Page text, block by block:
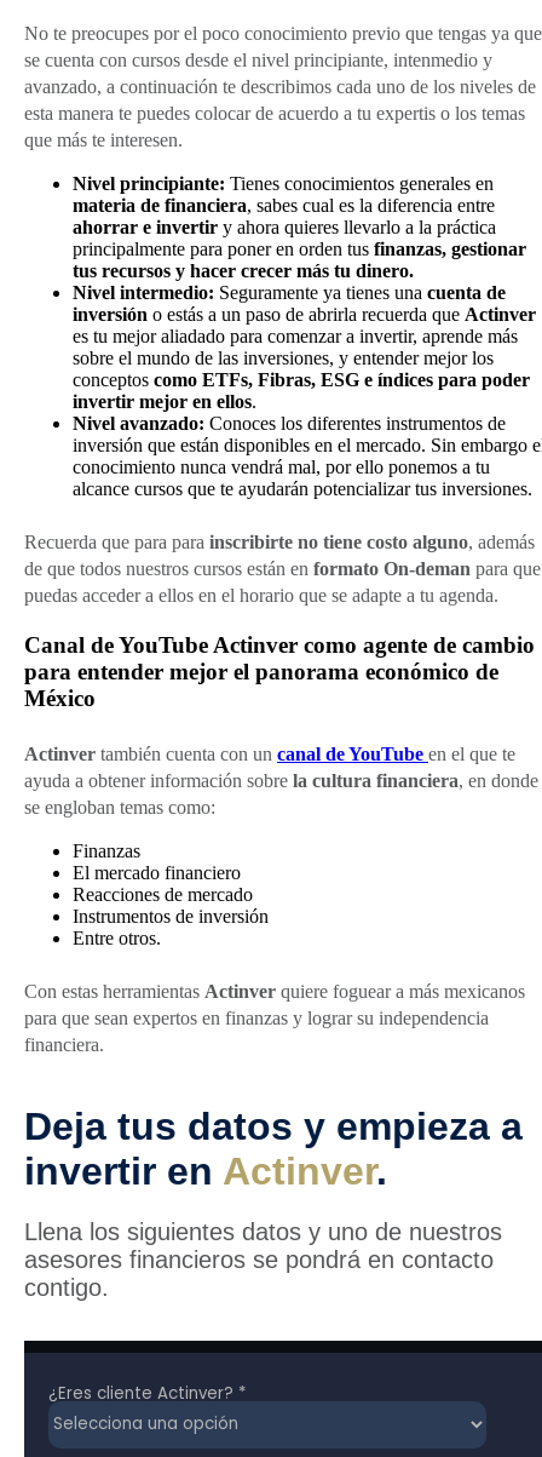
No te preocupes por el poco conocimiento previo que tengas ya que
se cuenta con cursos desde el nivel principiante, intenmedio y
avanzado, a continuación te describimos cada uno de los niveles de
esta manera te puedes colocar de acuerdo a tu expertis o los temas
que más te interesen.
Nivel principiante: Tienes conocimientos generales en
materia de financiera, sabes cual es la diferencia entre
ahorrar e invertir y ahora quieres llevarlo a la práctica
principalmente para poner en orden tus finanzas, gestionar
tus recursos y hacer crecer más tu dinero.
Nivel intermedio: Seguramente ya tienes una cuenta de
inversión o estás a un paso de abrirla recuerda que Actinver
es tu mejor aliadado para comenzar a invertir, aprende más
sobre el mundo de las inversiones, y entender mejor los
conceptos como ETFs, Fibras, ESG e índices para poder
invertir mejor en ellos.
Nivel avanzado: Conoces los diferentes instrumentos de
inversión que están disponibles en el mercado. Sin embargo
conocimiento nunca vendrá mal, por ello ponemos a tu
alcance cursos que te ayudarán potencializar tus inversiones.
Recuerda que para para inscribirte no tiene costo alguno, además
de que todos nuestros cursos están en formato On-deman para que
puedas acceder a ellos en el horario que se adapte a tu agenda.
Canal de YouTube Actinver como agente de cambio
para entender mejor el panorama económico de
México
Actinver también cuenta con un canal de YouTube en el que te
ayuda a obtener información sobre la cultura financiera, en donde
se engloban temas como:
Finanzas
El mercado financiero
Reacciones de mercado
Instrumentos de inversión
Entre otros.
Con estas herramientas Actinver quiere foguear a más mexicanos
para que sean expertos en finanzas y lograr su independencia
financiera.
Deja tus datos y empieza a
invertir en Actinver.
Llena los siguientes datos y uno de nuestros
asesores financieros se pondrá en contacto
contigo.